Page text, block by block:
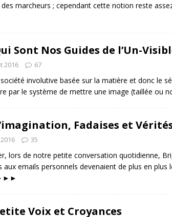
marcheurs ; cependant cette notion reste
Sont Nos Guides de l’Un-
2016 67
involutive basée sur la matière et donc le
par le système de mettre une image (taillée ou
Fadaises et
35
lors de notre petite conversation quotidienne,
aux emails personnels devenaient de plus en plus
Voix et Croyances